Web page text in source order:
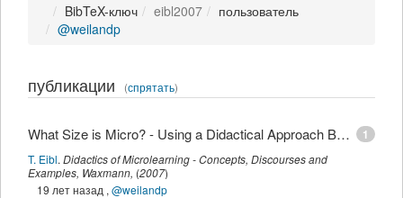
BibTeX-ключ eibl2007
пользователь
@weilandp
публикации (спрятать)
1
What Size is Micro? - Using a Didactical Approach Based on Learning Objectives to Define Granularity
T. Eibl. Didactics of Microlearning - Concepts, Discourses and
Examples, Waxmann, (2007)
19 лет назад , @weilandp